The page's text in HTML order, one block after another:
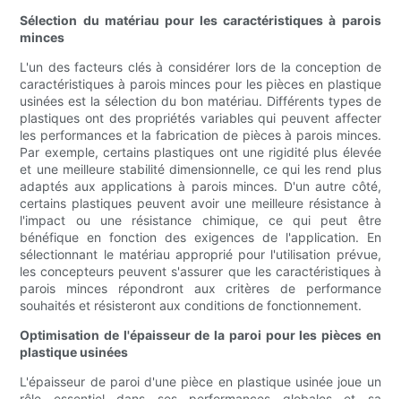
Sélection du matériau pour les caractéristiques à parois
minces
L'un des facteurs clés à considérer lors de la conception de
caractéristiques à parois minces pour les pièces en plastique
usinées est la sélection du bon matériau. Différents types de
plastiques ont des propriétés variables qui peuvent affecter
les performances et la fabrication de pièces à parois minces.
Par exemple, certains plastiques ont une rigidité plus élevée
et une meilleure stabilité dimensionnelle, ce qui les rend plus
adaptés aux applications à parois minces. D'un autre côté,
certains plastiques peuvent avoir une meilleure résistance à
l'impact ou une résistance chimique, ce qui peut être
bénéfique en fonction des exigences de l'application. En
sélectionnant le matériau approprié pour l'utilisation prévue,
les concepteurs peuvent s'assurer que les caractéristiques à
parois minces répondront aux critères de performance
souhaités et résisteront aux conditions de fonctionnement.
Optimisation de l'épaisseur de la paroi pour les pièces en
plastique usinées
L'épaisseur de paroi d'une pièce en plastique usinée joue un